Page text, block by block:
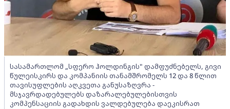
სასამართლომ „სფერო ჰოლდინგის" დამფუძნებელს, გივი
წულეისკირს და კომპანიის თანამშრომელს 12 და 8 წლით
თავისუფლების აღკვეთა განუსაზღვრა -
მსჯავრდადებულებს დაზარალებულებისთვის
კომპენსაციის გადახდის ვალდებულება დაეკისრათ